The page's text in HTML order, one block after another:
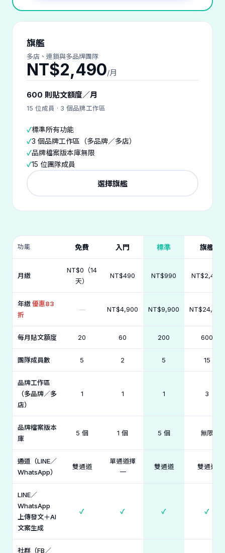
旗艦
多店、連鎖與多品牌團隊
NT$2,490/月
600 則貼文額度／月
15 位成員 · 3 個品牌工作區
標準所有功能
3 個品牌工作區（多品牌／多店）
品牌檔案版本庫無限
15 位團隊成員
選擇旗艦
功能 免費 入門 標準 旗艦
月繳
NT$0（14
天）
NT$490 NT$990 NT$2,490
年繳優惠83
折
— NT$4,900 NT$9,900 NT$24,900
每月貼文額度 20 60 200 600
團隊成員數 5 2 5 15
品牌工作區
（多品牌／多
店）
1 1 1 3
品牌檔案版本
庫
5 個 1 個 5 個 無限
通道（LINE／
WhatsApp）
雙通道
單通道擇
一
雙通道 雙通道
LINE／
WhatsApp
上傳發文＋AI
文案生成
✓ ✓ ✓ ✓
社群（FB／